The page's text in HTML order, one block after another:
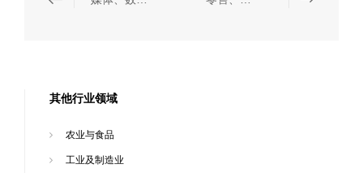
其他行业领域
农业与食品
工业及制造业